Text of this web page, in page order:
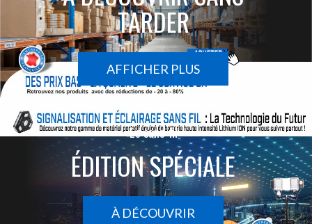
TARDER
AFFICHER PLUS
Le sans-fil
ÉDITION SPÉCIALE
À DÉCOUVRIR